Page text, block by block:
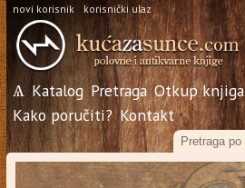
novi korisnik korisnički ulaz
Ѧ Katalog Pretraga Otkup knjiga
Kako poručiti? Kontakt